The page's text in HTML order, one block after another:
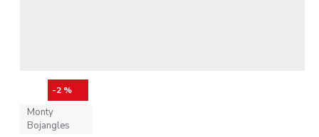
-2 %
Monty
Bojangles